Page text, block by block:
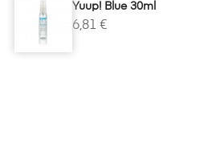
Yuup! Blue 30ml
6,81 €